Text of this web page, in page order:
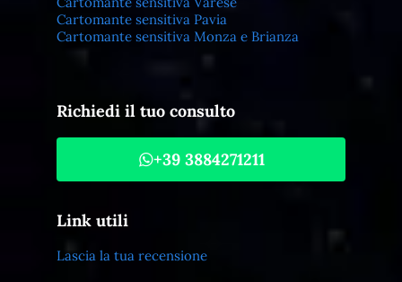
Cartomante sensitiva Pavia
Cartomante sensitiva Monza e Brianza
Richiedi il tuo consulto
+39 3884271211
Link utili
Lascia la tua recensione